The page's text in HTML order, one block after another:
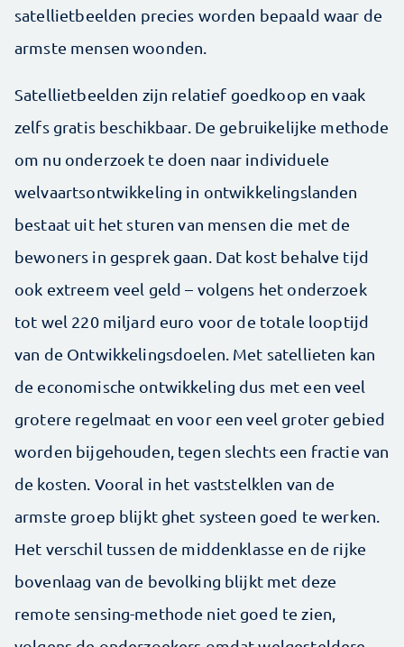
satellietbeelden precies worden bepaald waar de
armste mensen woonden.
Satellietbeelden zijn relatief goedkoop en vaak
zelfs gratis beschikbaar. De gebruikelijke methode
om nu onderzoek te doen naar individuele
welvaartsontwikkeling in ontwikkelingslanden
bestaat uit het sturen van mensen die met de
bewoners in gesprek gaan. Dat kost behalve tijd
ook extreem veel geld – volgens het onderzoek
tot wel 220 miljard euro voor de totale looptijd
van de Ontwikkelingsdoelen. Met satellieten kan
de economische ontwikkeling dus met een veel
grotere regelmaat en voor een veel groter gebied
worden bijgehouden, tegen slechts een fractie van
de kosten. Vooral in het vaststelklen van de
armste groep blijkt ghet systeen goed te werken.
Het verschil tussen de middenklasse en de rijke
bovenlaag van de bevolking blijkt met deze
remote sensing-methode niet goed te zien,